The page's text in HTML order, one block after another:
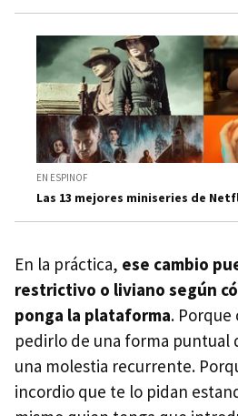
EN ESPINOF
Las 13 mejores miniseries de
En la práctica, ese cambio
restrictivo o liviano según
ponga la plataforma. Porque
pedirlo de una forma puntual
una molestia recurrente.
incordio que te lo pidan